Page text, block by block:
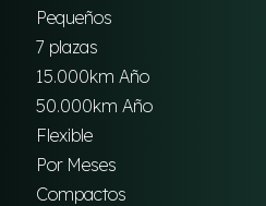
Pequeños
7 plazas
15.000km Año
50.000km Año
Flexible
Por Meses
Compactos